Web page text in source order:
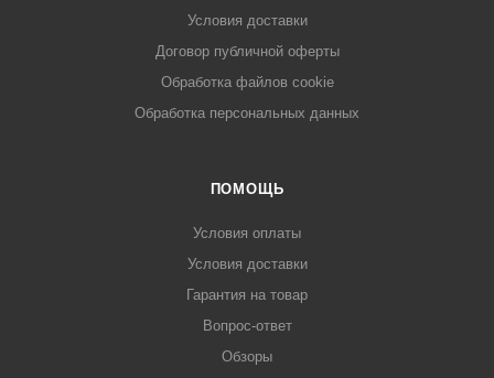
Условия доставки
Договор публичной оферты
Обработка файлов cookie
Обработка персональных данных
ПОМОЩЬ
Условия оплаты
Условия доставки
Гарантия на товар
Вопрос-ответ
Обзоры